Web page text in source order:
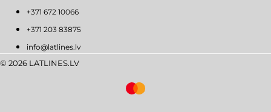
+371 672 10066
+371 203 83875
info@latlines.lv
© 2026 LATLINES.LV